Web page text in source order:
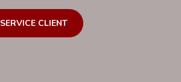
SERVICE CLIENT